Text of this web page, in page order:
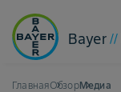
Bayer
ГлавнаяОбзорМедиа